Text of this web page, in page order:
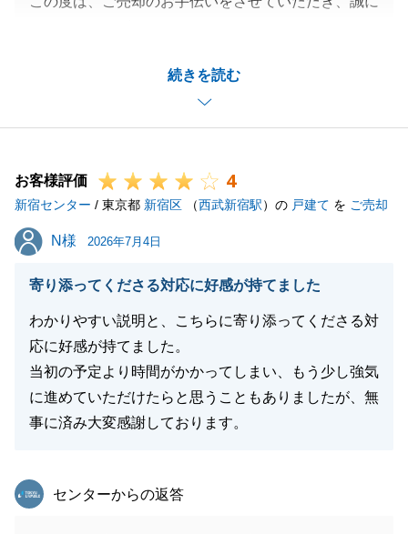
続きを読む
今後もご相談等ございましたら、いつでもご連絡下さ
いませ。
閉じる
お客様評価 4
新宿センター / 東京都 新宿区 （西武新宿駅）の 戸建て を ご売却
N様
N様 2026年7月4日
寄り添ってくださる対応に好感が持てました
わかりやすい説明と、こちらに寄り添ってくださる対
応に好感が持てました。
当初の予定より時間がかかってしまい、もう少し強気
に進めていただけたらと思うこともありましたが、無
事に済み大変感謝しております。
東急リバブル
センターからの返答